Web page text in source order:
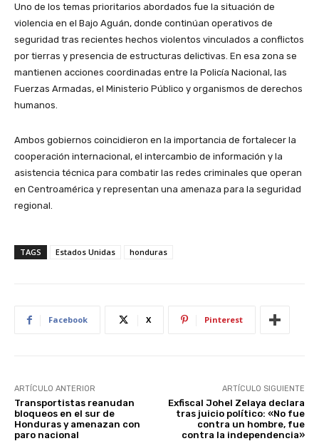
Uno de los temas prioritarios abordados fue la situación de
violencia en el Bajo Aguán, donde continúan operativos de
seguridad tras recientes hechos violentos vinculados a conflictos
por tierras y presencia de estructuras delictivas. En esa zona se
mantienen acciones coordinadas entre la Policía Nacional, las
Fuerzas Armadas, el Ministerio Público y organismos de derechos
humanos.
Ambos gobiernos coincidieron en la importancia de fortalecer la
cooperación internacional, el intercambio de información y la
asistencia técnica para combatir las redes criminales que operan
en Centroamérica y representan una amenaza para la seguridad
regional.
TAGS Estados Unidas honduras
Facebook X Pinterest
ARTÍCULO ANTERIOR
Transportistas reanudan
bloqueos en el sur de
Honduras y amenazan con
paro nacional
ARTÍCULO SIGUIENTE
Exfiscal Johel Zelaya declara
tras juicio político: «No fue
contra un hombre, fue
contra la independencia»